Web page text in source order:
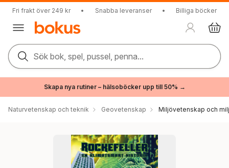
Fri frakt över 249 kr • Snabba leveranser • Billiga böcker
Sök bok, spel, pussel, penna...
Skapa nya rutiner – hälsoböcker upp till 50% →
Naturvetenskap och teknik Geovetenskap Miljövetenskap och